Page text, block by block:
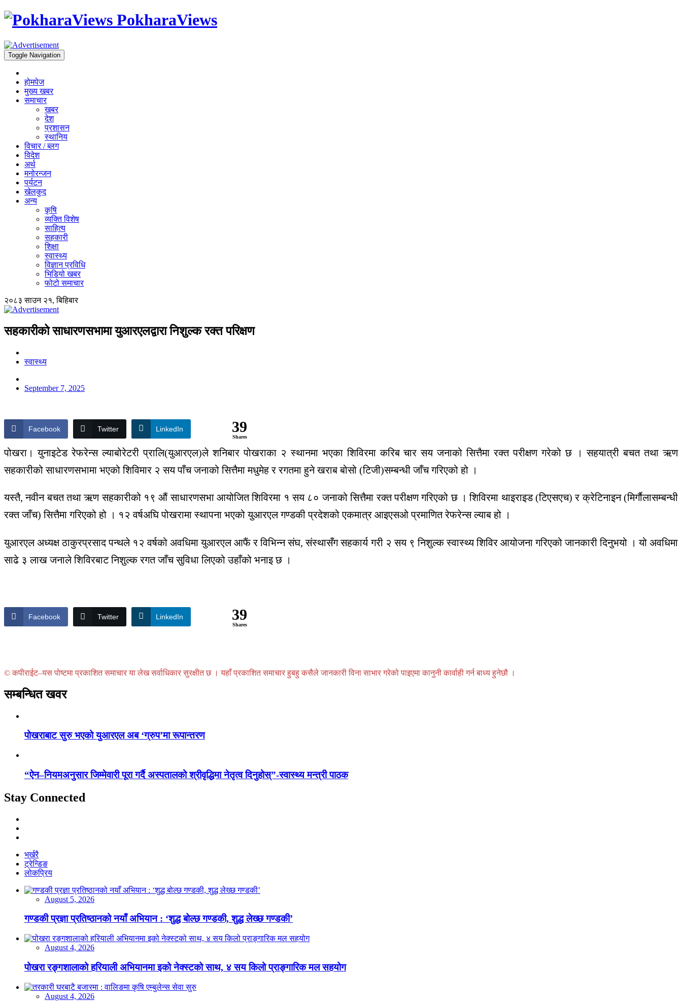
PokharaViews
Toggle Navigation
होमपेज
मुख्य खबर
समाचार
खबर
देश
प्रशासन
स्थानिय
विचार / ब्लग
विदेश
अर्थ
मनोरन्जन
पर्यटन
खेलकुद
अन्य
कृषि
व्यक्ति विशेष
साहित्य
सहकारी
शिक्षा
स्वास्थ्य
विज्ञान प्रविधि
भिडियो खबर
फोटो समाचार
२०८३ साउन २१, बिहिबार
सहकारीको साधारणसभामा युआरएलद्वारा निशुल्क रक्त परिक्षण
स्वास्थ्य
September 7, 2025
Facebook Twitter LinkedIn 39
Shares
पोखरा। युनाइटेड रेफरेन्स ल्याबोरेटरी प्रालि(युआरएल)ले शनिबार पोखराका २ स्थानमा भएका शिविरमा करिब चार सय जनाको सित्तैमा रक्त परीक्षण गरेको छ । सहयात्री बचत तथा ऋण
सहकारीको साधारणसभामा भएको शिविमार २ सय पाँच जनाको सित्तैमा मधुमेह र रगतमा हुने खराब बोसो (टिजी)सम्बन्धी जाँच गरिएको हो ।
यस्तै, नवीन बचत तथा ऋण सहकारीको १९ औं साधारणसभा आयोजित शिविरमा १ सय ८० जनाको सित्तैमा रक्त परीक्षण गरिएको छ । शिविरमा थाइराइड (टिएसएच) र क्रेटिनाइन (मिर्गाैलासम्बन्धी
रक्त जाँच) सित्तैमा गरिएको हो । १२ वर्षअघि पोखरामा स्थापना भएको युआरएल गण्डकी प्रदेशको एकमात्र आइएसओ प्रमाणित रेफरेन्स ल्याब हो ।
युआरएल अध्यक्ष ठाकुरप्रसाद पन्थले १२ वर्षको अवधिमा युआरएल आफैं र विभिन्न संघ, संस्थासँग सहकार्य गरी २ सय ९ निशुल्क स्वास्थ्य शिविर आयोजना गरिएको जानकारी दिनुभयो । यो अवधिमा
साढे ३ लाख जनाले शिविरबाट निशुल्क रगत जाँच सुविधा लिएको उहाँको भनाइ छ ।
Facebook Twitter LinkedIn 39
Shares
© कपीराईट–यस पोष्टमा प्रकाशित समाचार या लेख सर्वाधिकार सुरक्षीत छ । यहाँ प्रकाशित समाचार हुबहु कसैले जानकारी विना साभार गरेको पाइएमा कानुनी कार्वाही गर्न बाध्य हुनेछौ ।
सम्बन्धित खवर
पोखराबाट सुरु भएको युआरएल अब ‘ग्रुप’मा रूपान्तरण
“ऐन–नियमअनुसार जिम्मेवारी पूरा गर्दै अस्पतालको श्रीवृद्धिमा नेतृत्व दिनुहोस्”-स्वास्थ्य मन्त्री पाठक
Stay Connected
भर्खरै
ट्रेन्डिङ
लोकप्रिय
August 5, 2026
गण्डकी प्रज्ञा प्रतिष्ठानको नयाँ अभियान : ‘शुद्ध बोल्छ गण्डकी, शुद्ध लेख्छ गण्डकी’
August 4, 2026
पोखरा रङ्गशालाको हरियाली अभियानमा इको नेक्स्टको साथ, ४ सय किलो प्राङ्गारिक मल सहयोग
August 4, 2026